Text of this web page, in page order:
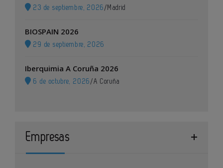
23 de septiembre, 2026 / Madrid
BIOSPAIN 2026
29 de septiembre, 2026
Iberquimia A Coruña 2026
6 de octubre, 2026 /A Coruña
Empresas